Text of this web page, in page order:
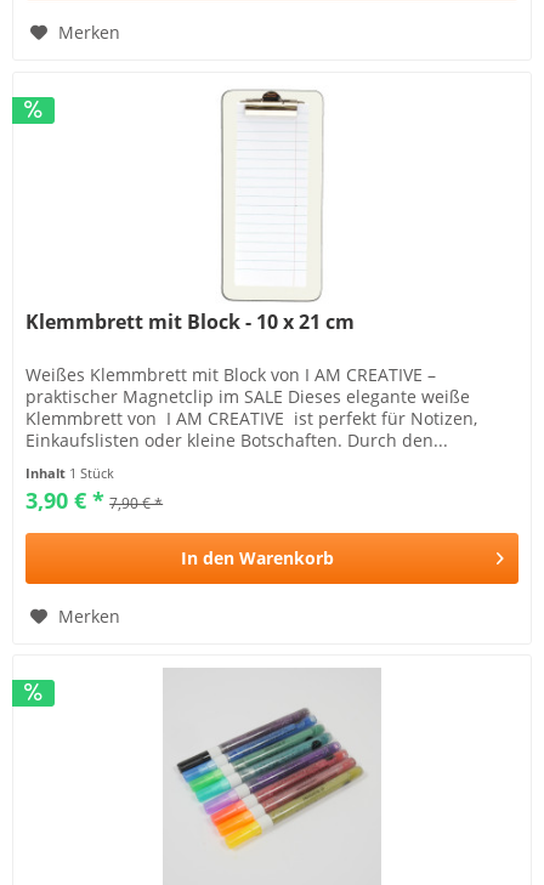
Merken
Klemmbrett mit Block - 10 x 21 cm
Weißes Klemmbrett mit Block von I AM CREATIVE –
praktischer Magnetclip im SALE Dieses elegante weiße
Klemmbrett von I AM CREATIVE ist perfekt für Notizen,
Einkaufslisten oder kleine Botschaften. Durch den...
Inhalt 1 Stück
3,90 € * 7,90 € *
In den Warenkorb
Merken